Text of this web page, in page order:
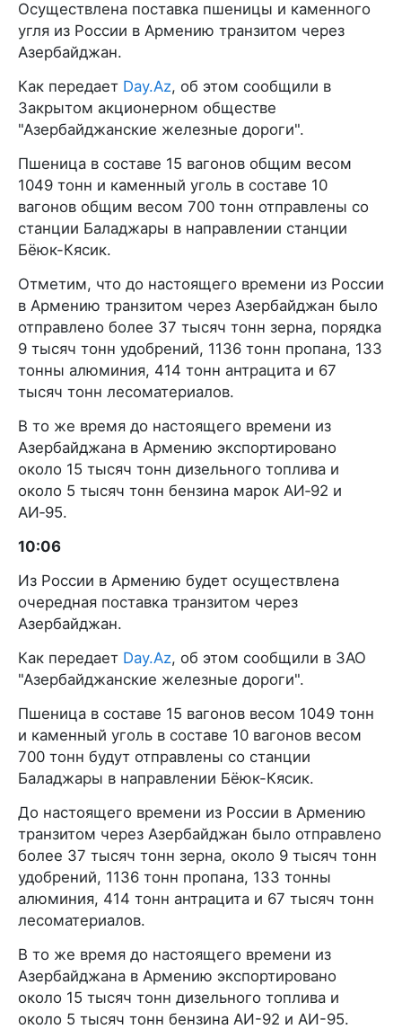
Осуществлена поставка пшеницы и каменного
угля из России в Армению транзитом через
Азербайджан.
Как передает Day.Az, об этом сообщили в
Закрытом акционерном обществе
"Азербайджанские железные дороги".
Пшеница в составе 15 вагонов общим весом
1049 тонн и каменный уголь в составе 10
вагонов общим весом 700 тонн отправлены со
станции Баладжары в направлении станции
Бёюк-Кясик.
Отметим, что до настоящего времени из России
в Армению транзитом через Азербайджан было
отправлено более 37 тысяч тонн зерна, порядка
9 тысяч тонн удобрений, 1136 тонн пропана, 133
тонны алюминия, 414 тонн антрацита и 67
тысяч тонн лесоматериалов.
В то же время до настоящего времени из
Азербайджана в Армению экспортировано
около 15 тысяч тонн дизельного топлива и
около 5 тысяч тонн бензина марок АИ‑92 и
АИ‑95.
10:06
Из России в Армению будет осуществлена
очередная поставка транзитом через
Азербайджан.
Как передает Day.Az, об этом сообщили в ЗАО
"Азербайджанские железные дороги".
Пшеница в составе 15 вагонов весом 1049 тонн
и каменный уголь в составе 10 вагонов весом
700 тонн будут отправлены со станции
Баладжары в направлении Бёюк-Кясик.
До настоящего времени из России в Армению
транзитом через Азербайджан было отправлено
более 37 тысяч тонн зерна, около 9 тысяч тонн
удобрений, 1136 тонн пропана, 133 тонны
алюминия, 414 тонн антрацита и 67 тысяч тонн
лесоматериалов.
В то же время до настоящего времени из
Азербайджана в Армению экспортировано
около 15 тысяч тонн дизельного топлива и
около 5 тысяч тонн бензина АИ-92 и АИ-95.